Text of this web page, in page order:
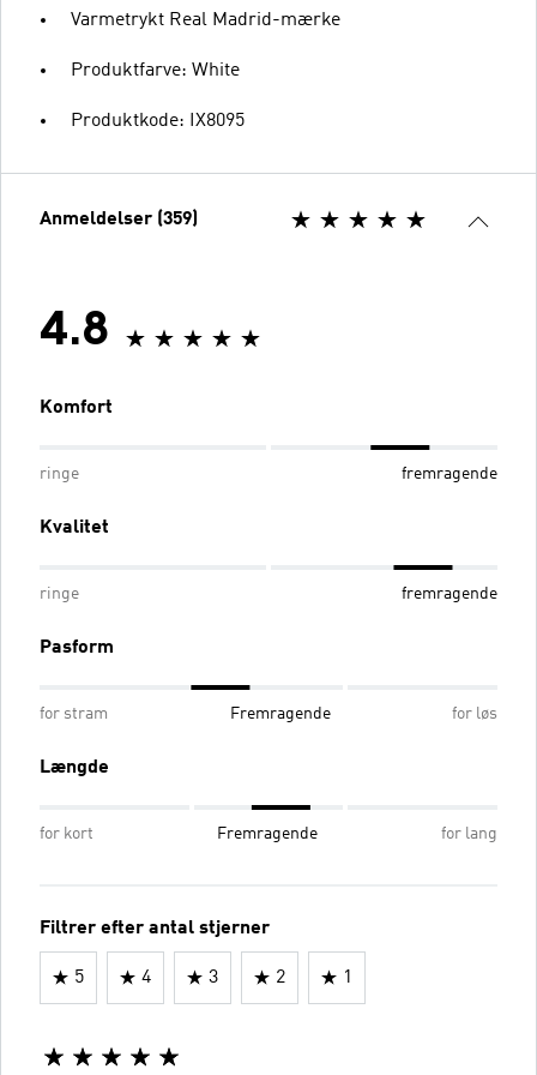
Varmetrykt Real Madrid-mærke
Produktfarve: White
Produktkode: IX8095
Anmeldelser (359)
4.8
Komfort
ringe fremragende
Kvalitet
ringe fremragende
Pasform
for stram Fremragende for løs
Længde
for kort Fremragende for lang
Filtrer efter antal stjerner
5 4 3 2 1